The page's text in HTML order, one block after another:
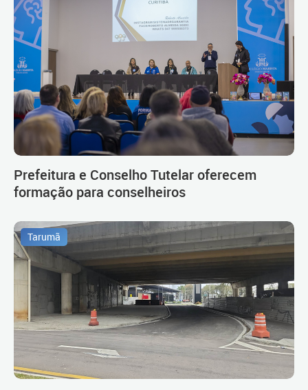
Prefeitura e Conselho Tutelar oferecem
formação para conselheiros
Tarumã